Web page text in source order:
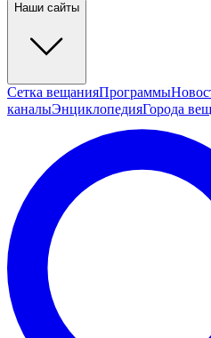
Наши сайты
Сетка вещанияПрограммы
каналыЭнциклопедияГорода